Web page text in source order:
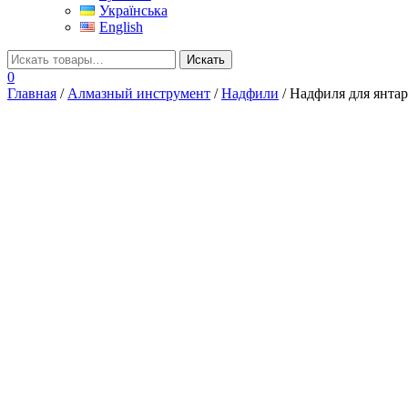
Українська
English
0
Главная / Алмазный инструмент /Надфили / Надфиля для